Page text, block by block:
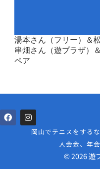
湯本さん（フリー）＆
串畑さん（遊プラザ）
ペア
岡山でテニスをする
入会金、年
© 2026 遊